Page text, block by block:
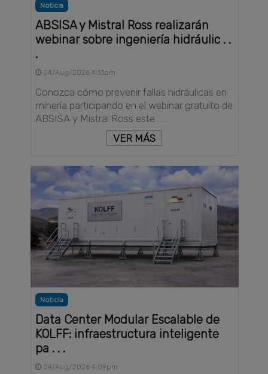
Noticia
ABSISA y Mistral Ross realizarán
webinar sobre ingeniería hidráulic . .
.
04/Aug/2026 4:13pm
Conozca cómo prevenir fallas hidráulicas en
minería participando en el webinar gratuito de
ABSISA y Mistral Ross este . . .
VER MÁS
Noticia
Data Center Modular Escalable de
KOLFF: infraestructura inteligente
pa . . .
04/Aug/2026 4:09pm